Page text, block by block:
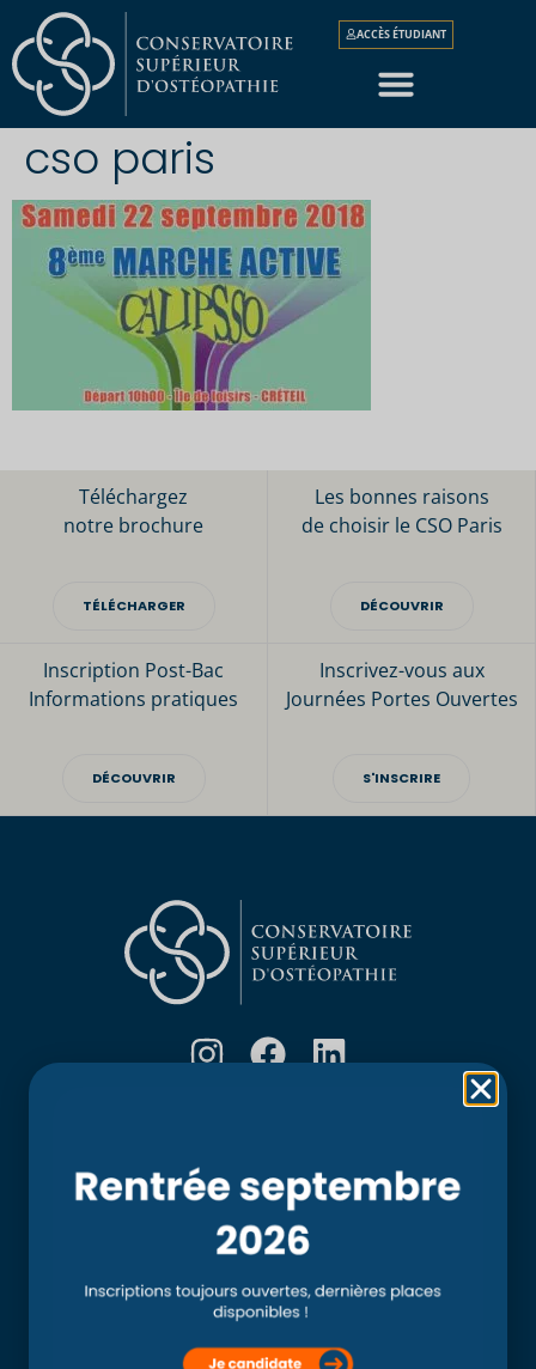
ACCÈS ÉTUDIANT
cso paris
Téléchargez
notre brochure
TÉLÉCHARGER
Les bonnes raisons
de choisir le CSO Paris
DÉCOUVRIR
Inscription Post-Bac
Informations pratiques
DÉCOUVRIR
Inscrivez-vous aux
Journées Portes Ouvertes
S'INSCRIRE
L’école
Clinique ostéopathique interne du CSO Paris